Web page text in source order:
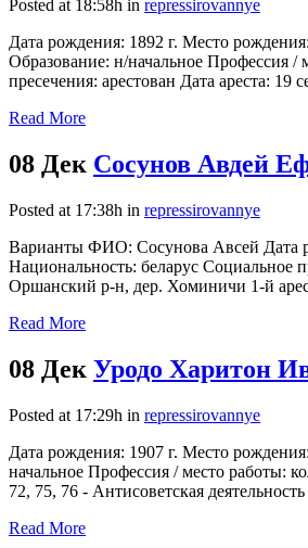
Posted at 18:58h in repressirovannye
Дата рождения: 1892 г. Место
Образование: н/начальное Профессия
пресечения: арестован Дата ареста:
Read More
08 Дек Сосунов Авдей
Posted at 17:38h in repressirovannye
Варианты ФИО: Сосунова Авсей Дата
Национальность: беларус Социальное
Оршанский р-н, дер. Хоминичи 1-й
Read More
08 Дек Уродо Харитон
Posted at 17:29h in repressirovannye
Дата рождения: 1907 г. Место
начальное Профессия / место работы:
72, 75, 76 - Антисоветская
Read More